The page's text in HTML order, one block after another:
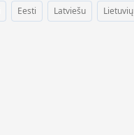
Eesti Latviešu Lietuvių